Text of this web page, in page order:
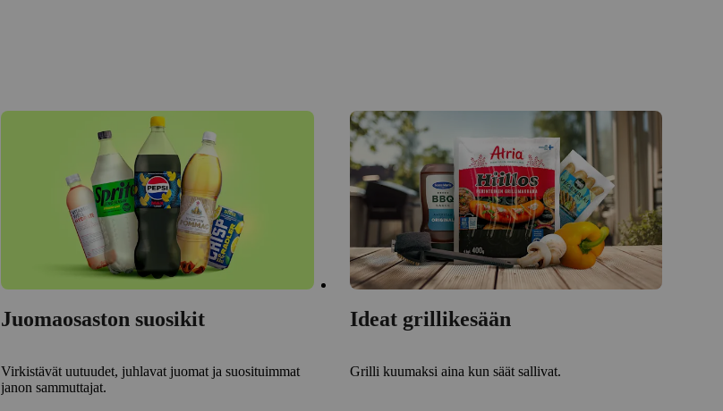
Juomaosaston suosikit
Virkistävät uutuudet, juhlavat juomat ja suosituimmat
janon sammuttajat.
Ideat grillikesään
Grilli kuumaksi aina kun säät sallivat.